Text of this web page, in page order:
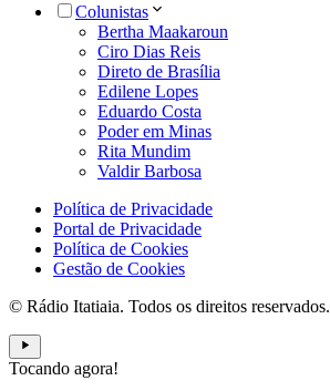
Colunistas
Bertha Maakaroun
Ciro Dias Reis
Direto de Brasília
Edilene Lopes
Eduardo Costa
Poder em Minas
Rita Mundim
Valdir Barbosa
Política de Privacidade
Portal de Privacidade
Política de Cookies
Gestão de Cookies
© Rádio Itatiaia. Todos os direitos reservados.
Tocando agora!